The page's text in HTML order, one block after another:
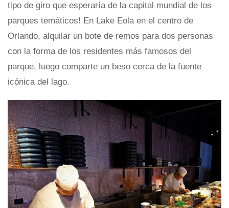
tipo de giro que esperaría de la capital mundial de los
parques temáticos! En Lake Eola en el centro de
Orlando, alquilar un bote de remos para dos personas
con la forma de los residentes más famosos del
parque, luego comparte un beso cerca de la fuente
icónica del lago.